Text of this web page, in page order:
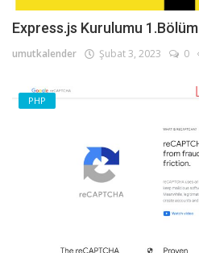
Express.js Kurulumu 1.Bölüm
umutkalender Şubat 3, 2023 0
PHP